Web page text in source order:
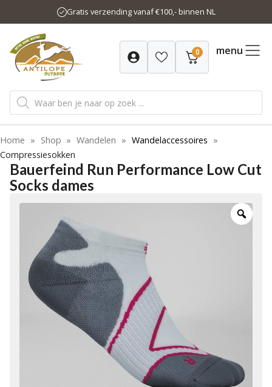
naar
inhoud
Gratis verzending vanaf €100,- binnen NL
0 menu
Producten
zoeken
Home » Shop » Wandelen » Wandelaccessoires »
Compressiesokken
Bauerfeind Run Performance Low Cut
Socks dames